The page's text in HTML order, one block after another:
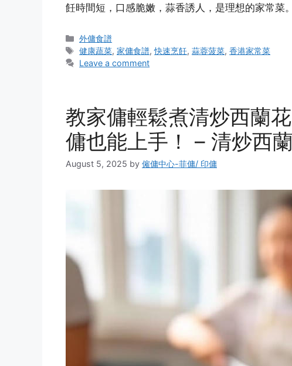
飪時間短，口感脆嫩，蒜香誘人，是理想的家常菜
Categories
外傭食譜
Tags
健康蔬菜,家傭食譜,快速烹飪,蒜蓉菠菜,香港家常菜
Leave a comment
教家傭輕鬆煮清炒西蘭
傭也能上手！ – 清炒西
August 5, 2025 by 僱傭中心-菲傭/ 印傭